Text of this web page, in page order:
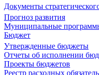
Документы
Прогноз развития
Муниципальные
Бюджет
Утвержденные бюджеты
Отчеты об исполнении
Проекты бюджетов
Реестр расходных